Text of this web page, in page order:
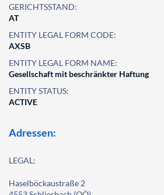
GERICHTSSTAND:
AT
ENTITY LEGAL FORM CODE:
AXSB
ENTITY LEGAL FORM NAME:
Gesellschaft mit beschränkter Haftung
ENTITY STATUS:
ACTIVE
Adressen:
LEGAL:
Haselböckaustraße 2